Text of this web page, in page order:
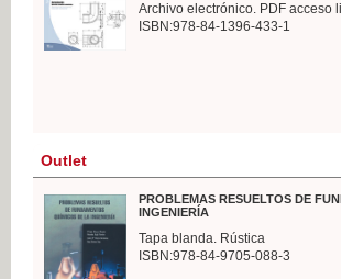
Archivo electrónico. PDF acceso
ISBN:978-84-1396-433-1
Outlet
PROBLEMAS RESUELTOS DE
INGENIERÍA
Tapa blanda. Rústica
ISBN:978-84-9705-088-3